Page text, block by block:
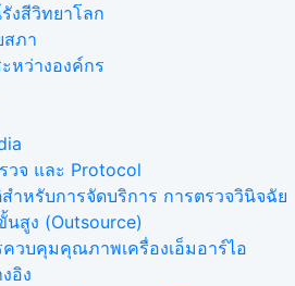
งสีวิทยาโลก
ภา
หว่างองค์กร
วจ และ Protocol
ำหรับการจัดบริการ การตรวจวินิจฉัย
นสูง (Outsource)
วบคุมคุณภาพเครื่องเอ็มอาร์ไอ
อิง